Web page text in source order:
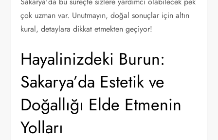
çok uzman var. Unutmayın, doğal sonuçlar için altın
kural, detaylara dikkat etmekten geçiyor!
Hayalinizdeki Burun:
Sakarya’da Estetik ve
Doğallığı Elde Etmenin
Yolları